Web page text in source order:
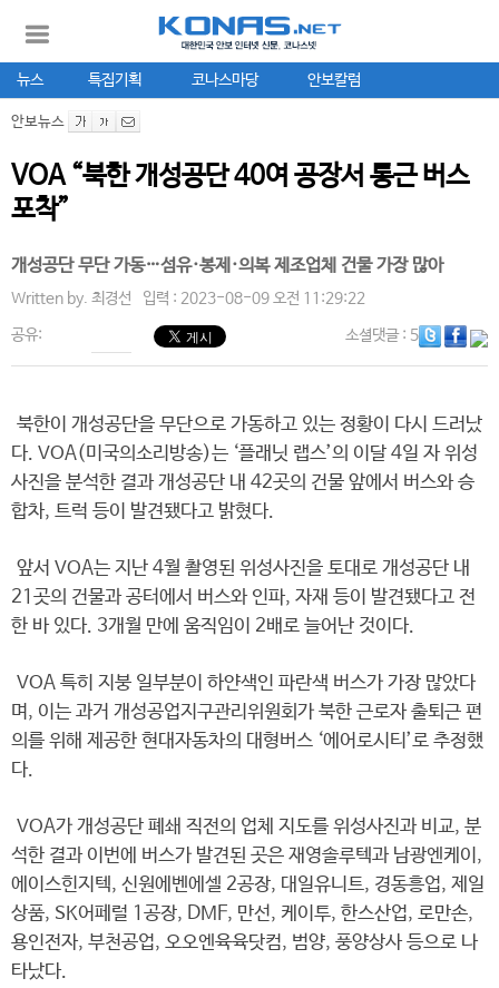
뉴스 특집기획 코나스마당 안보칼럼
안보뉴스
VOA “북한 개성공단 40여 공장서 통근 버스
포착”
개성공단 무단 가동…섬유·봉제·의복 제조업체 건물 가장 많아
Written by. 최경선 입력 : 2023-08-09 오전 11:29:22
공유: 소셜댓글: 5
북한이 개성공단을 무단으로 가동하고 있는 정황이 다시 드러났
다. VOA(미국의소리방송)는 ‘플래닛 랩스’의 이달 4일 자 위성
사진을 분석한 결과 개성공단 내 42곳의 건물 앞에서 버스와 승
합차, 트럭 등이 발견됐다고 밝혔다.
앞서 VOA는 지난 4월 촬영된 위성사진을 토대로 개성공단 내
21곳의 건물과 공터에서 버스와 인파, 자재 등이 발견됐다고 전
한 바 있다. 3개월 만에 움직임이 2배로 늘어난 것이다.
VOA 특히 지붕 일부분이 하얀색인 파란색 버스가 가장 많았다
며, 이는 과거 개성공업지구관리위원회가 북한 근로자 출퇴근 편
의를 위해 제공한 현대자동차의 대형버스 ‘에어로시티’로 추정했
다.
VOA가 개성공단 폐쇄 직전의 업체 지도를 위성사진과 비교, 분
석한 결과 이번에 버스가 발견된 곳은 재영솔루텍과 남광엔케이,
에이스힌지텍, 신원에벤에셀 2공장, 대일유니트, 경동흥업, 제일
상품, SK어페럴 1공장, DMF, 만선, 케이투, 한스산업, 로만손,
용인전자, 부천공업, 오오엔육육닷컴, 범양, 풍양상사 등으로 나
타났다.